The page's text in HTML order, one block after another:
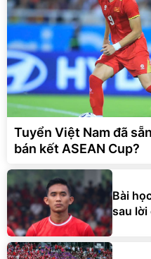
Tuyển Việt Nam đã
bán kết ASEAN Cup?
Bài
sau lời